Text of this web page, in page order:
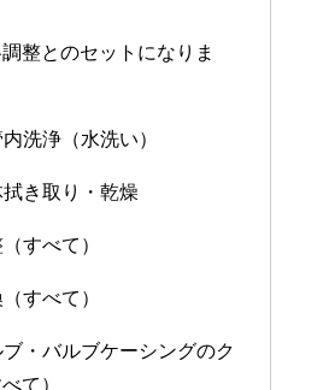
整とのセットになりま
洗浄（水洗い）
き取り・乾燥
すべて）
すべて）
・バルブケーシングのク
て）